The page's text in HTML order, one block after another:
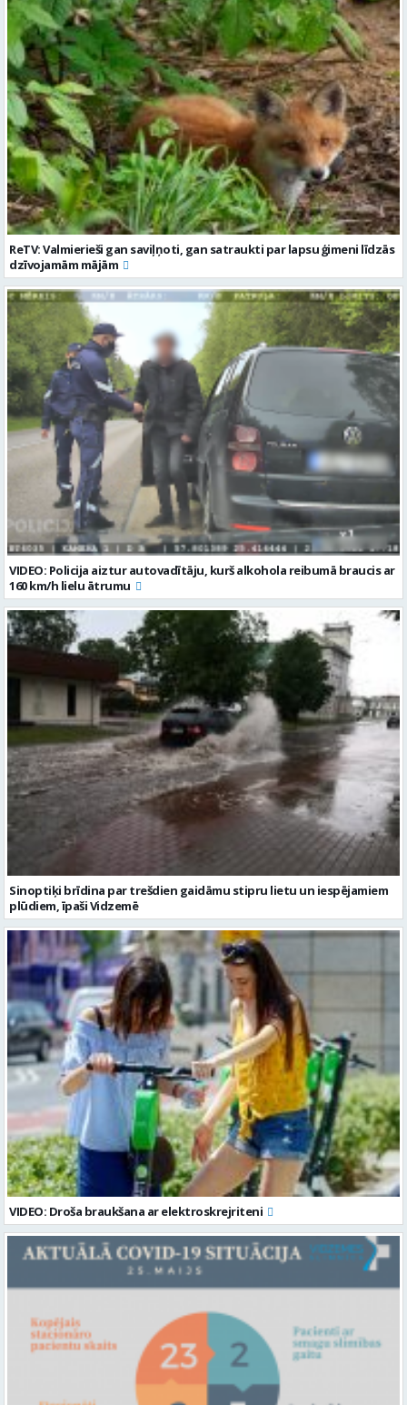
ReTV: Valmierieši gan saviļņoti, gan satraukti par lapsu ģimeni līdzās
dzīvojamām mājām
VIDEO: Policija aiztur autovadītāju, kurš alkohola reibumā braucis ar
160 km/h lielu ātrumu
Sinoptiķi brīdina par trešdien gaidāmu stipru lietu un iespējamiem
plūdiem, īpaši Vidzemē
VIDEO: Droša braukšana ar elektroskrejriteni